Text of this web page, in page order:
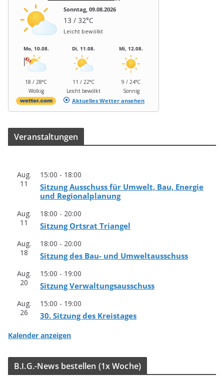
Sonntag, 09.08.2026
13 / 32°C
Leicht bewölkt
Mo, 10.08.
18 / 28°C
Wolkig
Di, 11.08.
11 / 22°C
Leicht bewölkt
Mi, 12.08.
9 / 24°C
Sonnig
Aktuelles Wetter ansehen
Ver­an­stal­tun­gen
Aug.
11
15:00 - 18:00
Sit­zung Aus­schuss für Umwelt, Bau, Ener­gie
und Regionalplanung
Aug.
11
18:00 - 20:00
Sit­zung Orts­rat Triangel
Aug.
18
18:00 - 20:00
Sit­zung des Bau- und Umweltausschuss
Aug.
20
15:00 - 19:00
Sit­zung Verwaltungsausschuss
Aug.
26
15:00 - 19:00
30. Sit­zung des Kreistages
Kalender anzeigen
B.I.G.-News bestel­len (1x Woche)